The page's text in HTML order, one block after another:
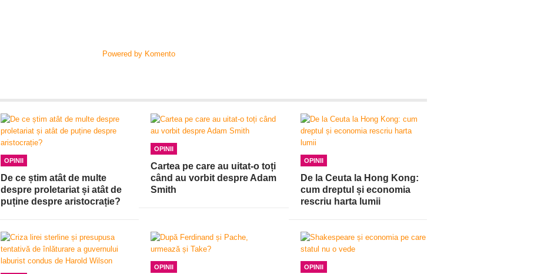
Powered by Komento
OPINII
De ce știm atât de multe
despre proletariat și atât de
puține despre aristocrație?
OPINII
Cartea pe care au uitat-o toți
când au vorbit despre Adam
Smith
OPINII
De la Ceuta la Hong Kong:
cum dreptul și economia
rescriu harta lumii
OPINII OPINII